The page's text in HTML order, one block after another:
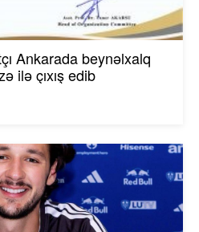
Ankarada beynəlxalq
ilə çıxış edib